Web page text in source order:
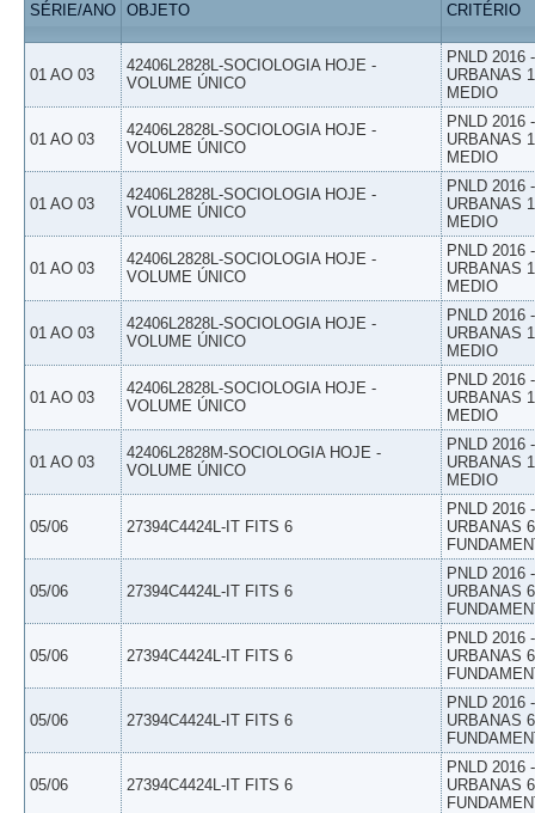
SÉRIE/ANO OBJETO CRITÉRIO
01 AO 03
42406L2828L-SOCIOLOGIA HOJE -
VOLUME ÚNICO
PNLD 2016
URBANAS
MEDIO
01 AO 03
42406L2828L-SOCIOLOGIA HOJE -
VOLUME ÚNICO
PNLD 2016
URBANAS
MEDIO
01 AO 03
42406L2828L-SOCIOLOGIA HOJE -
VOLUME ÚNICO
PNLD 2016
URBANAS
MEDIO
01 AO 03
42406L2828L-SOCIOLOGIA HOJE -
VOLUME ÚNICO
PNLD 2016
URBANAS
MEDIO
01 AO 03
42406L2828L-SOCIOLOGIA HOJE -
VOLUME ÚNICO
PNLD 2016
URBANAS
MEDIO
01 AO 03
42406L2828L-SOCIOLOGIA HOJE -
VOLUME ÚNICO
PNLD 2016
URBANAS
MEDIO
01 AO 03
42406L2828M-SOCIOLOGIA HOJE -
VOLUME ÚNICO
PNLD 2016
URBANAS
MEDIO
05/06 27394C4424L-IT FITS 6
PNLD 2016
URBANAS
05/06 27394C4424L-IT FITS 6
PNLD 2016
URBANAS
05/06 27394C4424L-IT FITS 6
PNLD 2016
URBANAS
05/06 27394C4424L-IT FITS 6
PNLD 2016
URBANAS
05/06 27394C4424L-IT FITS 6
PNLD 2016
URBANAS